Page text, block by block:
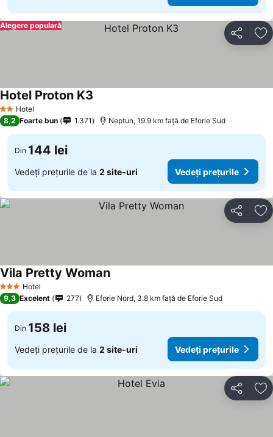
Distribuiți
Alegere populară
2 SteleHotel
Hotel Proton K3
8,2 Foarte bun 1.371 Neptun, 19.9 km faţă de Eforie Sud
Din 144 lei
Vedeți prețurile de la 2 site-uri Vedeți prețurile
Distribuiți
3 SteleHotel
Vila Pretty Woman
9,3 Excelent 277 Eforie Nord, 3.8 km faţă de Eforie Sud
Din 158 lei
Vedeți prețurile de la 2 site-uri Vedeți prețurile
Distribuiți